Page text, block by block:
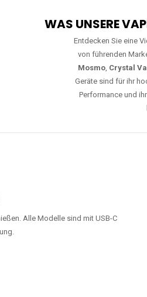
WAS UNSERE
Entdecken Sie eine
von führenden
Mosmo, Crystal
Geräte sind für ihr
Performance und
Alle Modelle sind mit USB-C